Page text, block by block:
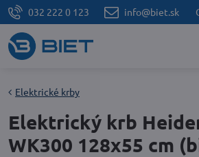
032 222 0 123 info@biet.sk
Elektrické krby
Elektrický krb
WK300 128x55 cm